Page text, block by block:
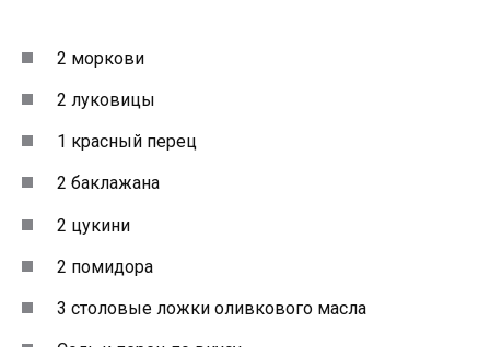
2 моркови
2 луковицы
1 красный перец
2 баклажана
2 цукини
2 помидора
3 столовые ложки оливкового масла